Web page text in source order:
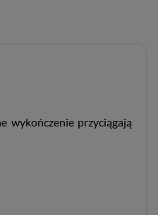
wykończenie przyciągają